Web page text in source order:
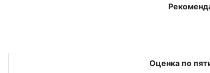
Оценка по